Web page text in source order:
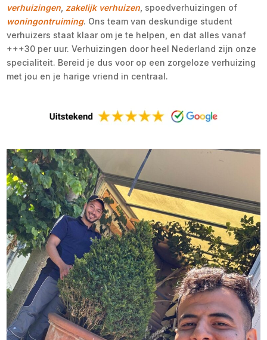
verhuizingen zakelijk verhuizen , spoedverhuizingen of
woningontruiming. Ons team van deskundige student
verhuizers staat klaar om je te helpen, en dat alles vanaf
+++30 per uur. Verhuizingen door heel Nederland zijn onze
specialiteit. Bereid je dus voor op een zorgeloze verhuizing
met jou en je harige vriend in centraal.